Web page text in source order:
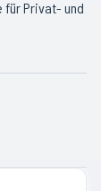
für Privat- und